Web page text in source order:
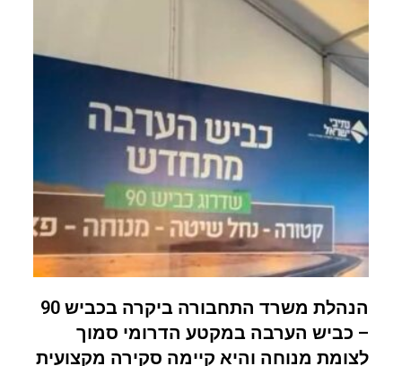
הנהלת משרד התחבורה ביקרה בכביש 90
– כביש הערבה במקטע הדרומי סמוך
לצומת מנוחה והיא קיימה סקירה מקצועית